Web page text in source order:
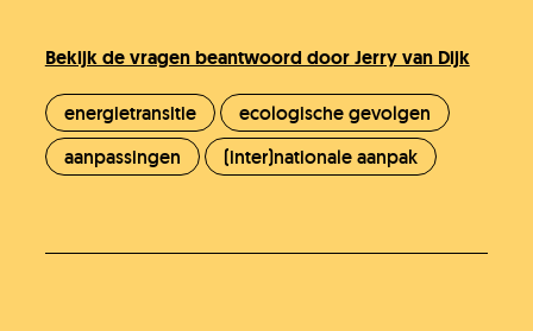
Bekijk de vragen beantwoord door Jerry van Dijk
energietransitie
ecologische gevolgen
aanpassingen
(inter)nationale aanpak